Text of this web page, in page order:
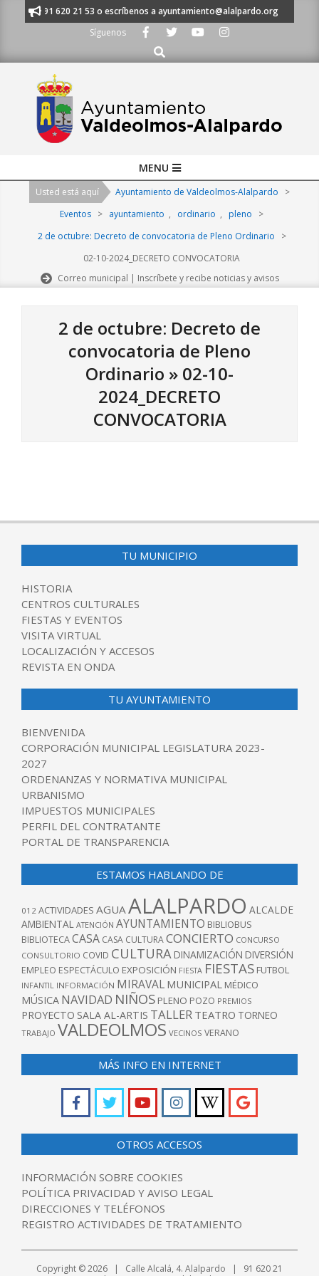
al 91 620 21 53 o escríbenos a ayuntamiento@alalpardo.org
Síguenos
Buscar
Navigation
MENU
Usted está aquí Ayuntamiento de Valdeolmos-Alalpardo
>
Eventos > ayuntamiento , ordinario , pleno
>
2 de octubre: Decreto de convocatoria de Pleno Ordinario
>
02-10-2024_DECRETO CONVOCATORIA
Correo municipal | Inscríbete y recibe noticias y avisos
2 de octubre: Decreto de
convocatoria de Pleno
Ordinario » 02-10-
2024_DECRETO
CONVOCATORIA
09-
TU MUNICIPIO
HISTORIA
CENTROS CULTURALES
FIESTAS Y EVENTOS
VISITA VIRTUAL
LOCALIZACIÓN Y ACCESOS
REVISTA EN ONDA
TU AYUNTAMIENTO
BIENVENIDA
CORPORACIÓN MUNICIPAL LEGISLATURA 2023-
2027
ORDENANZAS Y NORMATIVA MUNICIPAL
URBANISMO
IMPUESTOS MUNICIPALES
PERFIL DEL CONTRATANTE
PORTAL DE TRANSPARENCIA
ESTAMOS HABLANDO DE
012 ACTIVIDADES AGUAALALPARDO ALCALDE
AMBIENTAL ATENCIÓN AYUNTAMIENTO BIBLIOBUS
BIBLIOTECACASA CASA CULTURACONCIERTO CONCURSO
CONSULTORIO COVID CULTURA DINAMIZACIÓN DIVERSIÓN
EMPLEO ESPECTÁCULO EXPOSICIÓN FIESTA FIESTAS FUTBOL
INFANTIL INFORMACIÓN MIRAVAL MUNICIPAL MÉDICO
MÚSICA NAVIDAD NIÑOS PLENO POZO PREMIOS
PROYECTO SALA AL-ARTIS TALLER TEATRO TORNEO
TRABAJO VALDEOLMOS VECINOS VERANO
MÁS INFO EN INTERNET
OTROS ACCESOS
INFORMACIÓN SOBRE COOKIES
POLÍTICA PRIVACIDAD Y AVISO LEGAL
DIRECCIONES Y TELÉFONOS
REGISTRO ACTIVIDADES DE TRATAMIENTO
Copyright © 2026 | Calle Alcalá, 4. Alalpardo | 91 620 21